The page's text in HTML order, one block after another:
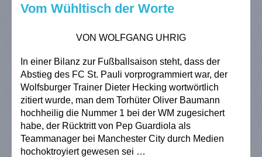
Vom Wühltisch der Worte
VON WOLFGANG UHRIG
In einer Bilanz zur Fußballsaison steht, dass der
Abstieg des FC St. Pauli vorprogrammiert war, der
Wolfsburger Trainer Dieter Hecking wortwörtlich
zitiert wurde, man dem Torhüter Oliver Baumann
hochheilig die Nummer 1 bei der WM zugesichert
habe, der Rücktritt von Pep Guardiola als
Teammanager bei Manchester City durch Medien
hochoktroyiert gewesen sei …